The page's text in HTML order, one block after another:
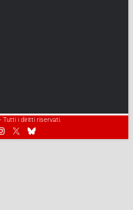
i diritti riservati.